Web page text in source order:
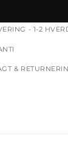
- 1-2
&